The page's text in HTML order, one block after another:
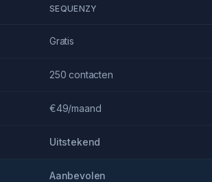
SEQUENZY
Gratis
250 contacten
€49/maand
Uitstekend
Aanbevolen